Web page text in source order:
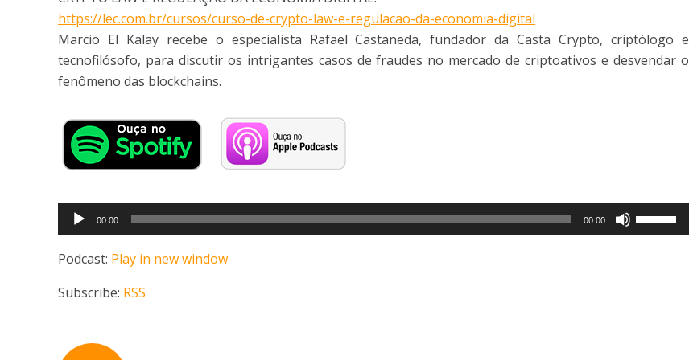
https://lec.com.br/cursos/curso-de-crypto-law-e-regulacao-da-economia-digital
Marcio El Kalay recebe o especialista Rafael Castaneda, fundador da Casta Crypto, criptólogo e
tecnofilósofo, para discutir os intrigantes casos de fraudes no mercado de criptoativos e desvendar o
fenômeno das blockchains.
Tocador
de
áudio
00:00 00:00
as
Podcast: Play in new window
Subscribe: RSS